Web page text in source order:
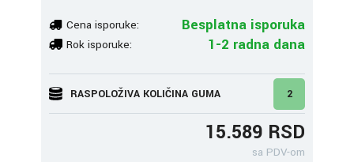
Cena isporuke: Besplatna isporuka
Rok isporuke: 1-2 radna dana
RASPOLOŽIVA KOLIČINA GUMA 2
15.589 RSD
sa PDV-om